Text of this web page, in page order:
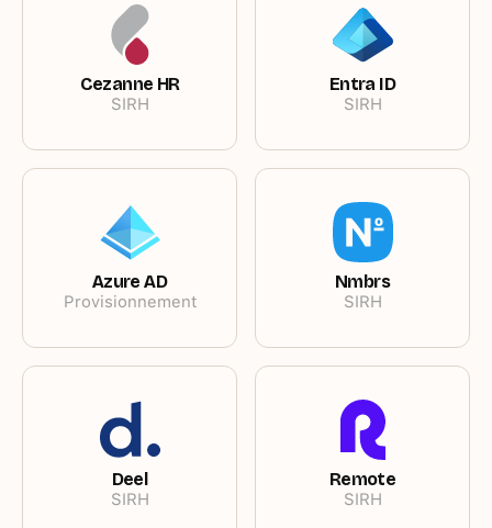
Cezanne HR
SIRH
Entra ID
SIRH
Azure AD
Provisionnement
Nmbrs
SIRH
Deel
SIRH
Remote
SIRH